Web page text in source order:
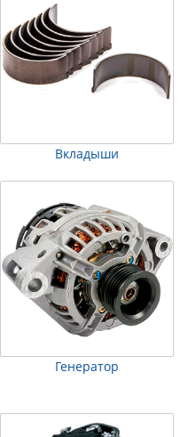
Вкладыши
Генератор